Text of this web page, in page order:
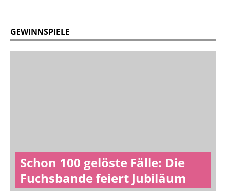
GEWINNSPIELE
Schon 100 gelöste Fälle: Die
Fuchsbande feiert Jubiläum